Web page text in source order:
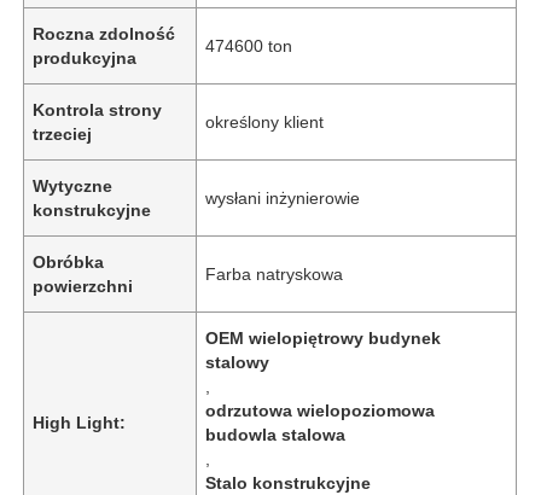
Roczna zdolność
produkcyjna
474600 ton
Kontrola strony
trzeciej
określony klient
Wytyczne
konstrukcyjne
wysłani inżynierowie
Obróbka
powierzchni
Farba natryskowa
High Light:
OEM wielopiętrowy budynek
stalowy
odrzutowa wielopoziomowa
budowla stalowa
Stalo konstrukcyjne